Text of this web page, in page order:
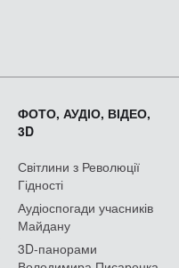
ФОТО, АУДІО, ВІДЕО,
3D
Світлини з Революції
Гідності
Аудіоспогади учасників
Майдану
3D-панорами